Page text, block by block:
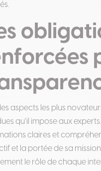
aspects les plus
qu’il impose aux
claires et
et la portée de sa mission
le rôle de chaque